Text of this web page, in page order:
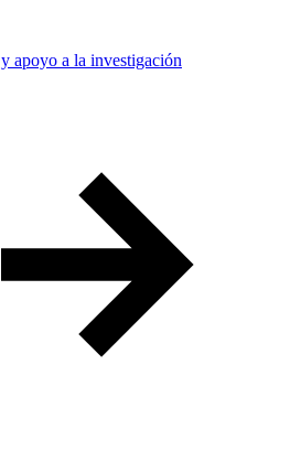
apoyo a la investigación